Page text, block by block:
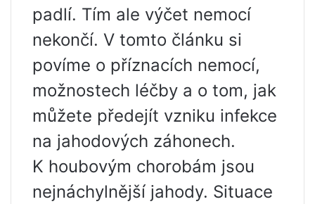
padlí. Tím ale výčet nemocí
nekončí. V tomto článku si
povíme o příznacích nemocí,
možnostech léčby a o tom, jak
můžete předejít vzniku infekce
na jahodových záhonech.
K houbovým chorobám jsou
nejnáchylnější jahody. Situace